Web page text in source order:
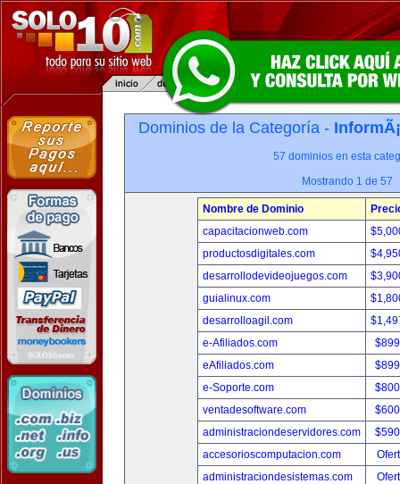
Dominios de la Categoría -
57 dominios en esta
Mostrando 1 de 57
Nombre de Dominio
capacitacionweb.com
productosdigitales.com
desarrollodevideojuegos.com
guialinux.com
desarrolloagil.com
e-Afiliados.com
eAfiliados.com
e-Soporte.com
ventadesoftware.com
administraciondeservidores.com
accesorioscomputacion.com
administraciondesistemas.com